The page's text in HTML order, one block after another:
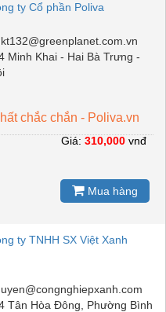
ty Cổ phần Poliva
Minh Khai - Hai Bà Trưng -
chắc chắn - Poliva.vn
Giá: 310,000 vnđ
Mua hàng
ty TNHH SX Việt Xanh
Tân Hòa Đông, Phường Bình